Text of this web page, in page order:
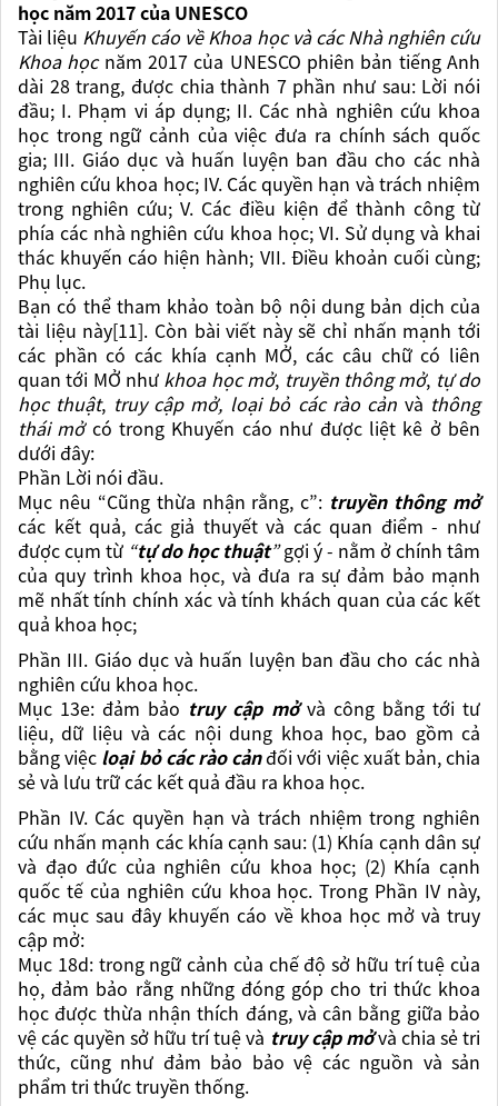
học năm 2017 của UNESCO
Tài liệu Khuyến cáo về Khoa học và các Nhà nghiên cứu
Khoa họcnăm 2017 của UNESCO phiên bản tiếng Anh
dài 28 trang, được chia thành 7 phần như sau: Lời nói
đầu; I. Phạm vi áp dụng; II. Các nhà nghiên cứu khoa
học trong ngữ cảnh của việc đưa ra chính sách quốc
gia; III. Giáo dục và huấn luyện ban đầu cho các nhà
nghiên cứu khoa học; IV. Các quyền hạn và trách nhiệm
trong nghiên cứu; V. Các điều kiện để thành công từ
phía các nhà nghiên cứu khoa học; VI. Sử dụng và khai
thác khuyến cáo hiện hành; VII. Điều khoản cuối cùng;
Phụ lục.
Bạn có thể tham khảo toàn bộ nội dung bản dịch của
tài liệu này[11]. Còn bài viết này sẽ chỉ nhấn mạnh tới
các phần có các khía cạnh MỞ, các câu chữ có liên
quan tới MỞ như khoa học mở, truyền thông mở, tự do
học thuật, truy cập mở, loại bỏ các rào cản và thông
thái mởcó trong Khuyến cáo như được liệt kê ở bên
dưới đây:
Phần Lời nói đầu.
Mục nêu “Cũng thừa nhận rằng, c”: truyền thông mở
các kết quả, các giả thuyết và các quan điểm - như
được cụm từ “tự do học thuật”gợi ý - nằm ở chính tâm
của quy trình khoa học, và đưa ra sự đảm bảo mạnh
mẽ nhất tính chính xác và tính khách quan của các kết
quả khoa học;
Phần III. Giáo dục và huấn luyện ban đầu cho các nhà
nghiên cứu khoa học.
Mục 13e: đảm bảo truy cập mởvà công bằng tới tư
liệu, dữ liệu và các nội dung khoa học, bao gồm cả
bằng việc loại bỏ các rào cảnđối với việc xuất bản, chia
sẻ và lưu trữ các kết quả đầu ra khoa học.
Phần IV. Các quyền hạn và trách nhiệm trong nghiên
cứu nhấn mạnh các khía cạnh sau: (1) Khía cạnh dân sự
và đạo đức của nghiên cứu khoa học; (2) Khía cạnh
quốc tế của nghiên cứu khoa học. Trong Phần IV này,
các mục sau đây khuyến cáo về khoa học mở và truy
cập mở:
Mục 18d: trong ngữ cảnh của chế độ sở hữu trí tuệ của
họ, đảm bảo rằng những đóng góp cho tri thức khoa
học được thừa nhận thích đáng, và cân bằng giữa bảo
vệ các quyền sở hữu trí tuệ và truy cập mởvà chia sẻ tri
thức, cũng như đảm bảo bảo vệ các nguồn và sản
phẩm tri thức truyền thống.